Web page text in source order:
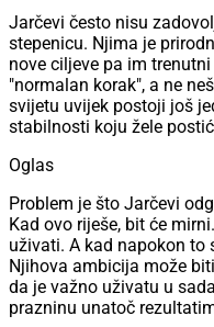
Jarčevi često nisu
stepenicu. Njima je
nove ciljeve pa im
"normalan korak", a ne
svijetu uvijek postoji još
stabilnosti koju žele
Oglas
Problem je što Jarčevi
Kad ovo riješe, bit će
uživati. A kad napokon to
Njihova ambicija može
da je važno uživatu u
prazninu unatoč